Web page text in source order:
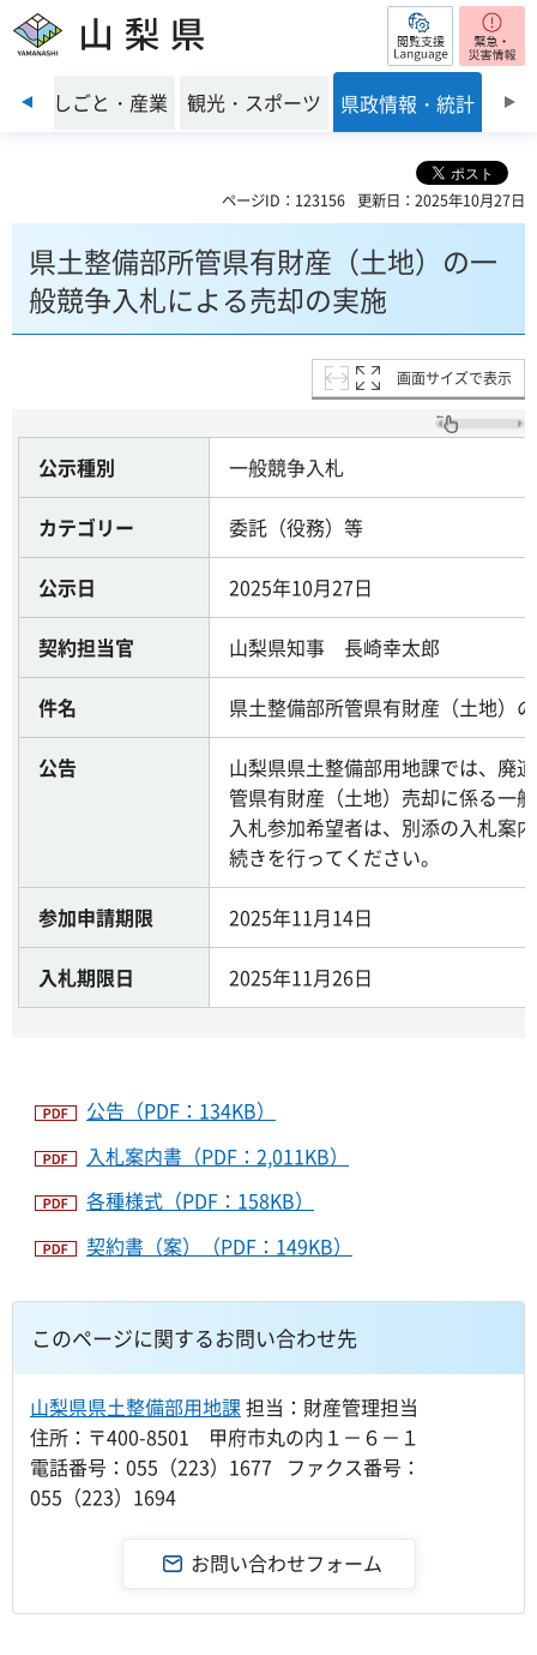
山梨県 閲覧支援
前のスライドを表示
境 しごと・産業 観光・スポーツ 県政情報・統計
ページID：123156 更新日：2025年10月27日
県土整備部所管県有財産（土地）の一
般競争入札による売却の実施
画面サイズで表示
公示種別 一般競争入札
カテゴリー 委託（役務）等
公示日 2025年10月27日
契約担当官 山梨県知事 長崎幸太郎
件名 県土整備部所管県有財産（土地）
公告
山梨県県土整備部用地課では、廃
管県有財産（土地）売却に係る一
入札参加希望者は、別添の入札案
続きを行ってください。
参加申請期限 2025年11月14日
入札期限日 2025年11月26日
公告（PDF：134KB）
入札案内書（PDF：2,011KB）
各種様式（PDF：158KB）
契約書（案）（PDF：149KB）
このページに関するお問い合わせ先
山梨県県土整備部用地課担当：財産管理担当
住所：〒400-8501 甲府市丸の内１－６－１
電話番号：055（223）1677 ファクス番号：
055（223）1694